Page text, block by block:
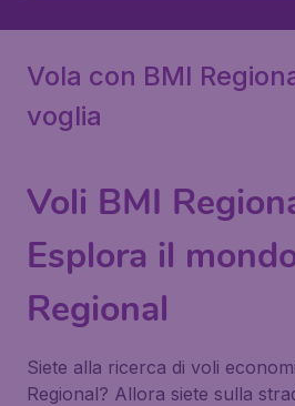
Vola con BMI
voglia
Voli BMI
Esplora il
Regional
Siete alla ricerca di voli
Regional? Allora siete sulla